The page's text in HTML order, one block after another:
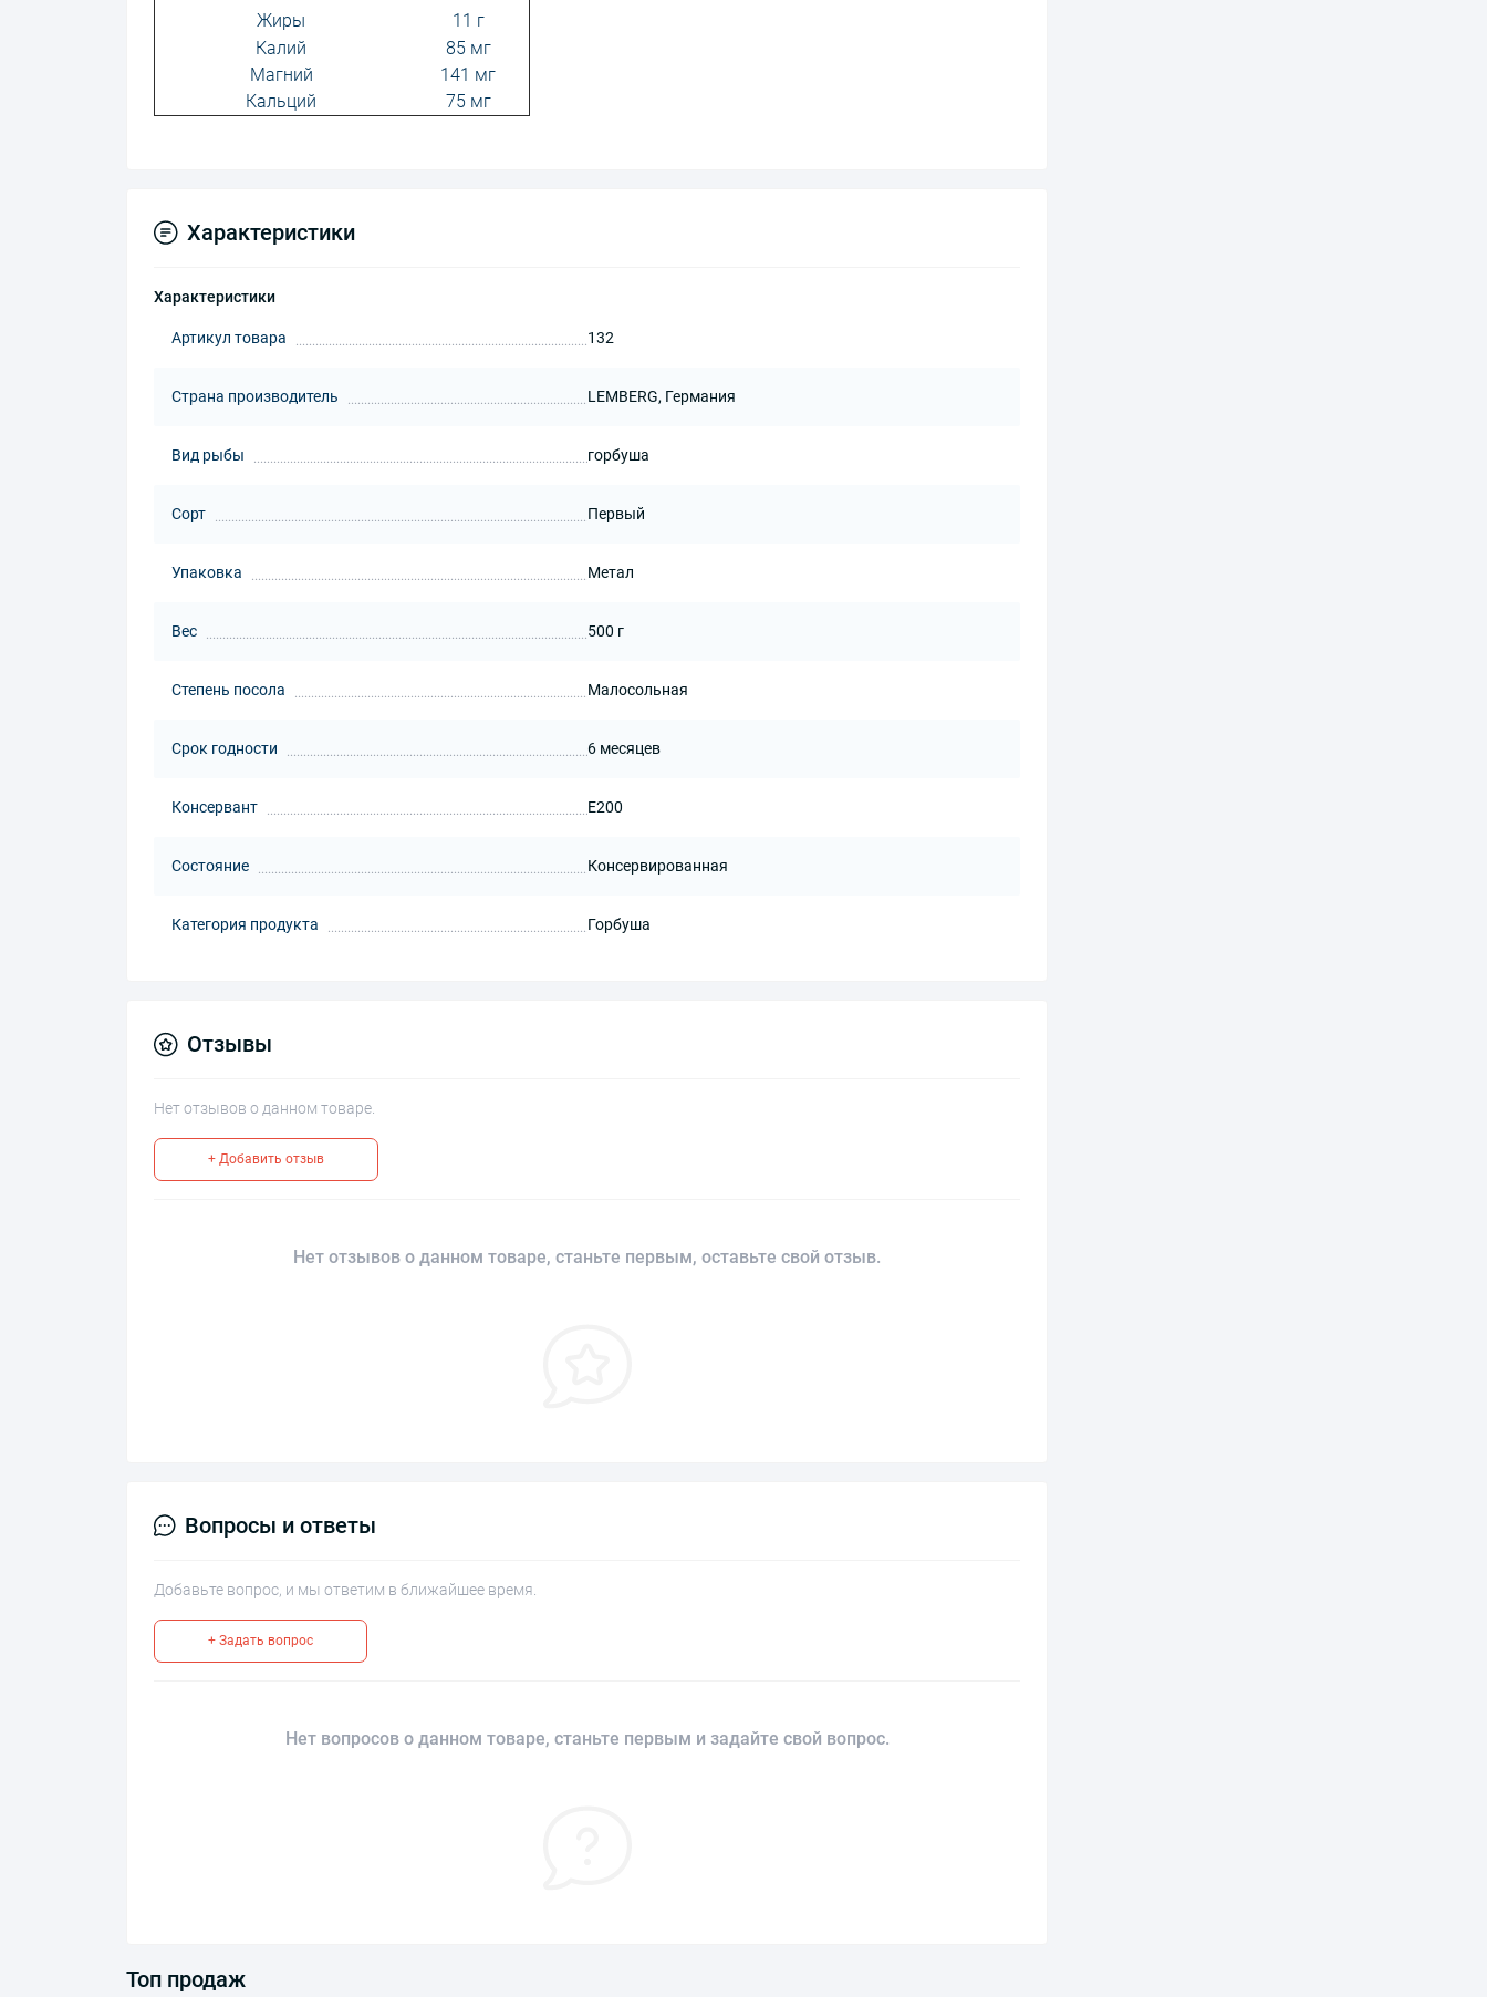
Жиры
11 г
Калий
85 мг
Магний
141 мг
Кальций
75 мг
Характеристики
Характеристики
Артикул товара 132
Страна производитель LEMBERG, Германия
Вид рыбы горбуша
Сорт Первый
Упаковка Метал
Вес 500 г
Степень посола Малосольная
Срок годности 6 месяцев
Консервант Е200
Состояние Консервированная
Категория продукта Горбуша
Отзывы
Нет отзывов о данном товаре.
+ Добавить отзыв
Нет отзывов о данном товаре, станьте первым, оставьте свой отзыв.
Вопросы и ответы
Добавьте вопрос, и мы ответим в ближайшее время.
+ Задать вопрос
Нет вопросов о данном товаре, станьте первым и задайте свой вопрос.
Топ продаж